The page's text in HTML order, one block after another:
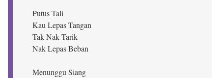
Putus Tali
Kau Lepas Tangan
Tak Nak Tarik
Nak Lepas Beban
Menunggu Siang